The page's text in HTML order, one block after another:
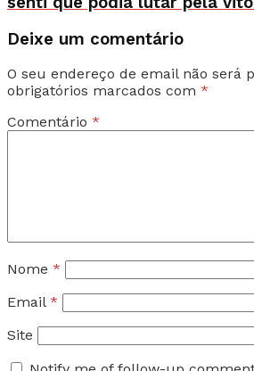
Deixe um comentário
O seu endereço de email não será
obrigatórios marcados com *
Comentário *
Nome *
Email *
Site